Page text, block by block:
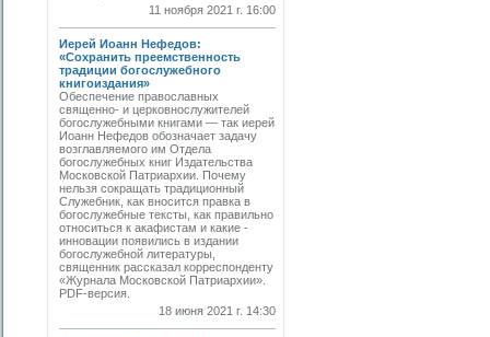
11 ноября 2021 г. 16:00
Иерей Иоанн Нефедов:
«Сохранить преемственность
традиции богослужебного
книгоиздания»
Обеспечение православных
священно- и церковнослужителей
богослужебными книгами — так иерей
Иоанн Нефедов обозначает задачу
возглавляемого им Отдела
богослужебных книг Издательства
Московской Патриархии. Почему
нельзя сокращать традиционный
Служебник, как вносится правка в
богослужебные тексты, как правильно
относиться к акафистам и какие ­
инновации появились в издании
богослужебной литературы,
священник рассказал корреспонденту
«Журнала Московской Патриархии».
PDF-версия.
18 июня 2021 г. 14:30